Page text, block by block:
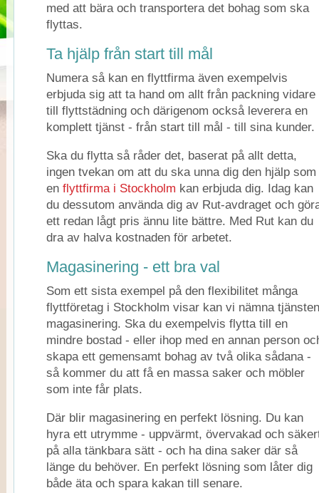
med att bära och transportera det bohag som ska
flyttas.
Ta hjälp från start till mål
Numera så kan en flyttfirma även exempelvis
erbjuda sig att ta hand om allt från packning vidare
till flyttstädning och därigenom också leverera en
komplett tjänst - från start till mål - till sina kunder.
Ska du flytta så råder det, baserat på allt detta,
ingen tvekan om att du ska unna dig den hjälp som
en flyttfirma i Stockholm kan erbjuda dig. Idag kan
du dessutom använda dig av Rut-avdraget och
ett redan lågt pris ännu lite bättre. Med Rut kan du
dra av halva kostnaden för arbetet.
Magasinering - ett bra val
Som ett sista exempel på den flexibilitet många
flyttföretag i Stockholm visar kan vi nämna tjänsten
magasinering. Ska du exempelvis flytta till en
mindre bostad - eller ihop med en annan person
skapa ett gemensamt bohag av två olika sådana -
så kommer du att få en massa saker och möbler
som inte får plats.
Där blir magasinering en perfekt lösning. Du kan
hyra ett utrymme - uppvärmt, övervakad och
på alla tänkbara sätt - och ha dina saker där så
länge du behöver. En perfekt lösning som låter dig
både äta och spara kakan till senare.